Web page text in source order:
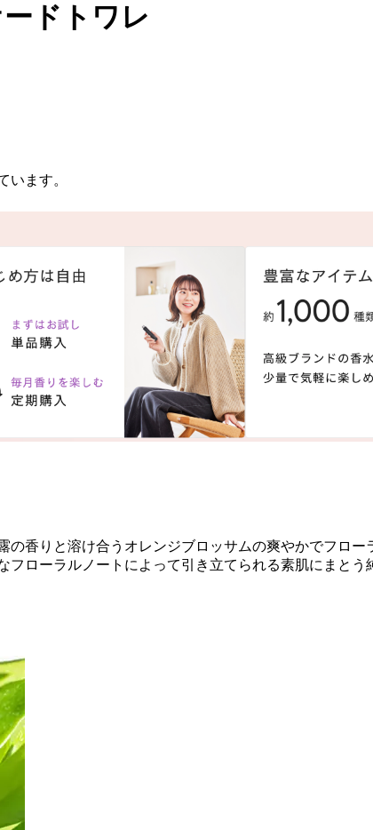
ドトワレ
います。
香りと溶け合うオレンジブロッサムの爽やかでフロ
フローラルノートによって引き立てられる素肌にまとう